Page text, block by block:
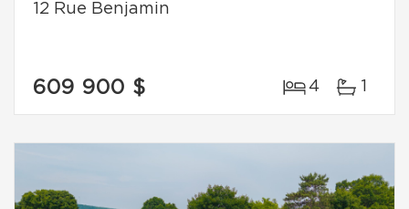
12 Rue Benjamin
609 900 $ 4 1